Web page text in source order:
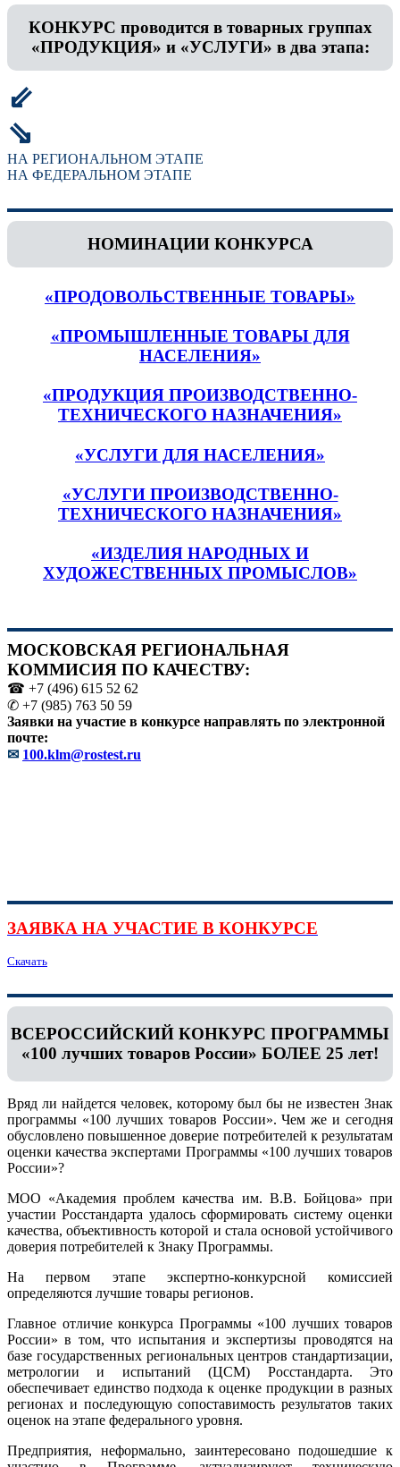
КОНКУРС проводится в товарных группах
«ПРОДУКЦИЯ» и «УСЛУГИ» в два этапа:
⇙
⇘
НА РЕГИОНАЛЬНОМ ЭТАПЕ
НА ФЕДЕРАЛЬНОМ ЭТАПЕ
НОМИНАЦИИ КОНКУРСА
«ПРОДОВОЛЬСТВЕННЫЕ ТОВАРЫ»
«ПРОМЫШЛЕННЫЕ ТОВАРЫ ДЛЯ
НАСЕЛЕНИЯ»
«ПРОДУКЦИЯ ПРОИЗВОДСТВЕННО-
ТЕХНИЧЕСКОГО НАЗНАЧЕНИЯ»
«УСЛУГИ ДЛЯ НАСЕЛЕНИЯ»
«УСЛУГИ ПРОИЗВОДСТВЕННО-
ТЕХНИЧЕСКОГО НАЗНАЧЕНИЯ»
«ИЗДЕЛИЯ НАРОДНЫХ И
ХУДОЖЕСТВЕННЫХ ПРОМЫСЛОВ»
МОСКОВСКАЯ РЕГИОНАЛЬНАЯ
КОММИСИЯ ПО КАЧЕСТВУ:
☎ +7 (496) 615 52 62
✆ +7 (985) 763 50 59
Заявки на участие в конкурсе направлять по электронной
почте:
✉ 100.klm@rostest.ru
ЗАЯВКА НА УЧАСТИЕ В КОНКУРСЕ
Скачать
ВСЕРОССИЙСКИЙ КОНКУРС ПРОГРАММЫ
«100 лучших товаров России» БОЛЕЕ 25 лет!
Вряд ли найдется человек, которому был бы не известен Знак
программы «100 лучших товаров России». Чем же и сегодня
обусловлено повышенное доверие потребителей к результатам
оценки качества экспертами Программы «100 лучших товаров
России»?
МОО «Академия проблем качества им. В.В. Бойцова» при
участии Росстандарта удалось сформировать систему оценки
качества, объективность которой и стала основой устойчивого
доверия потребителей к Знаку Программы.
На первом этапе экспертно-конкурсной комиссией
определяются лучшие товары регионов.
Главное отличие конкурса Программы «100 лучших товаров
России» в том, что испытания и экспертизы проводятся на
базе государственных региональных центров стандартизации,
метрологии и испытаний (ЦCM) Росстандарта. Это
обеспечивает единство подхода к оценке продукции в разных
регионах и последующую сопоставимость результатов таких
оценок на этапе федерального уровня.
Предприятия, неформально, заинтересовано подошедшие к